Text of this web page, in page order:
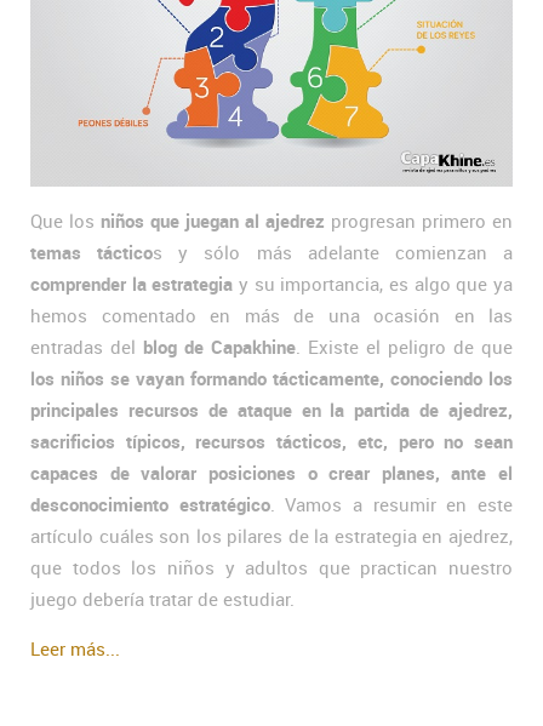
Que los niños que juegan al ajedrez progresan primero en
temas tácticos y sólo más adelante comienzan a
comprender la estrategia y su importancia, es algo que ya
hemos comentado en más de una ocasión en las
entradas del blog de Capakhine. Existe el peligro de que
los niños se vayan formando tácticamente, conociendo los
principales recursos de ataque en la partida de ajedrez,
sacrificios típicos, recursos tácticos, etc, pero no sean
capaces de valorar posiciones o crear planes, ante el
desconocimiento estratégico. Vamos a resumir en este
artículo cuáles son los pilares de la estrategia en ajedrez,
que todos los niños y adultos que practican nuestro
juego debería tratar de estudiar.
Leer más...